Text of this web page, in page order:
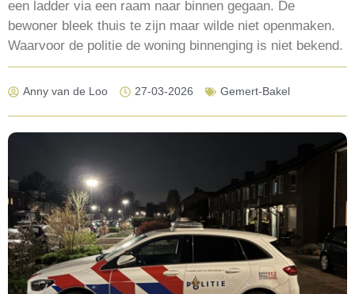
een ladder via een raam naar binnen gegaan. De
bewoner bleek thuis te zijn maar wilde niet openmaken.
Waarvoor de politie de woning binnenging is niet bekend.
Anny van de Loo 27-03-2026 Gemert-Bakel